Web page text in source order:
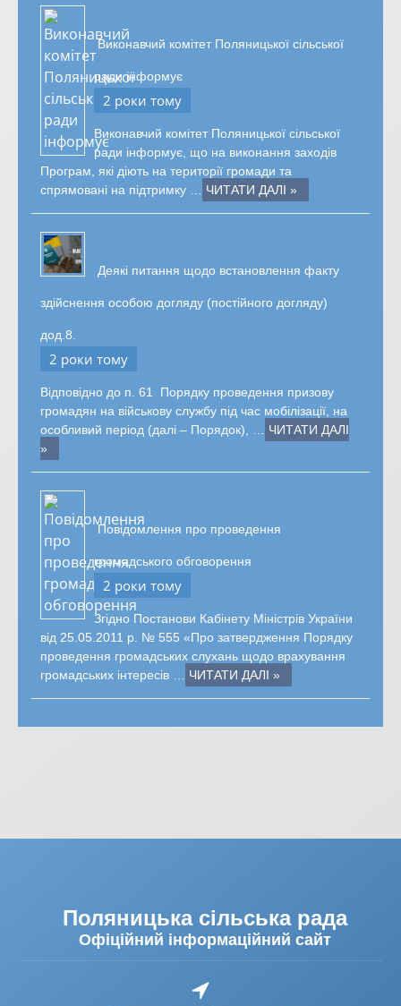
Виконавчий комітет Поляницької сільської
ради інформує
2 роки тому
Виконавчий комітет Поляницької сільської
ради інформує, що на виконання заходів
Програм, які діють на території громади та
спрямовані на підтримку …
ЧИТАТИ ДАЛІ »
Деякі питання щодо встановлення факту
здійснення особою догляду (постійного догляду)
дод.8.
2 роки тому
Відповідно до п. 61 Порядку проведення призову
громадян на військову службу під час мобілізації, на
особливий період (далі – Порядок), …
ЧИТАТИ ДАЛІ
»
Повідомлення про проведення
громадського обговорення
2 роки тому
Згідно Постанови Кабінету Міністрів України
від 25.05.2011 р. № 555 «Про затвердження Порядку
проведення громадських слухань щодо врахування
громадських інтересів …
ЧИТАТИ ДАЛІ »
Поляницька сільська рада
Офіційний інформаційний сайт